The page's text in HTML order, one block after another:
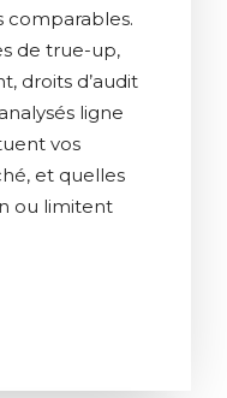
comparables.
de true-up,
droits d’audit
ligne
vos
et quelles
ou limitent